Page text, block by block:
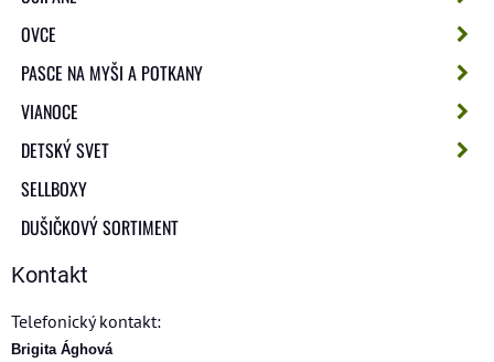
OVCE
PASCE NA MYŠI A POTKANY
VIANOCE
DETSKÝ SVET
SELLBOXY
DUŠIČKOVÝ SORTIMENT
Kontakt
Telefonický kontakt:
Brigita Ághová